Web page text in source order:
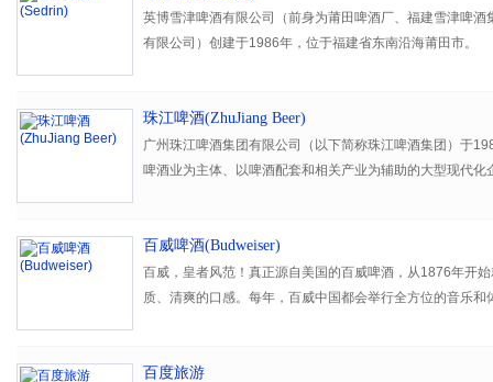
英博雪津啤酒有限公司（前身为莆田啤酒厂、福建雪津啤酒
有限公司）创建于1986年，位于福建省东南沿海莆田市。
珠江啤酒(ZhuJiang Beer)
广州珠江啤酒集团有限公司（以下简称珠江啤酒集团）于
啤酒业为主体、以啤酒配套和相关产业为辅助的大型现代化
牌产品和绿色食品。
百威啤酒(Budweiser)
百威，皇者风范！真正源自美国的百威啤酒，从1876年开
质、清爽的口感。每年，百威中国都会举行全方位的音乐和
百度旅游